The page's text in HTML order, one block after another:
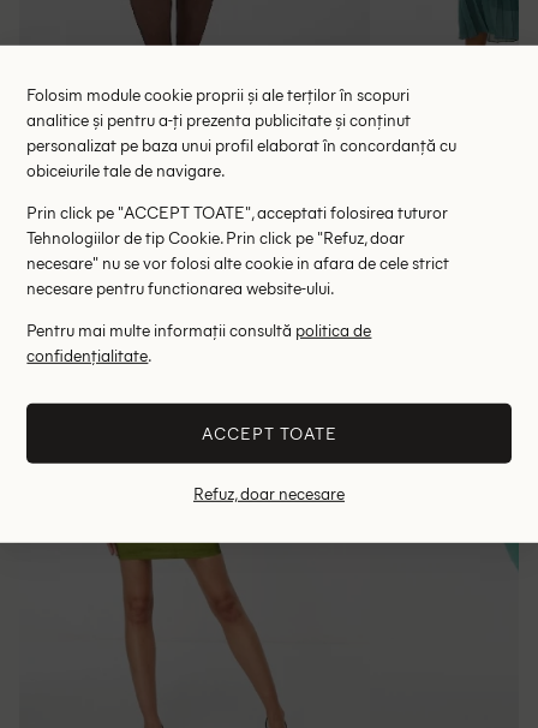
Rochie scurta Kaffe Curve, verde
118.00 lei 189.00 lei
50
- 70%
Folosim module cookie proprii și ale terților în scopuri
analitice și pentru a-ți prezenta publicitate și conținut
personalizat pe baza unui profil elaborat în concordanță cu
obiceiurile tale de navigare.
Prin click pe "ACCEPT TOATE", acceptati folosirea tuturor
Tehnologiilor de tip Cookie. Prin click pe "Refuz, doar
necesare" nu se vor folosi alte cookie in afara de cele strict
necesare pentru functionarea website-ului.
Pentru mai multe informații consultă politica de
confidențialitate.
ACCEPT TOATE
Refuz, doar necesare